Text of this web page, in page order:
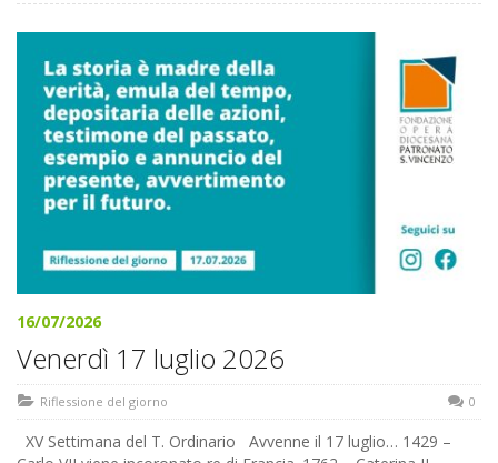
16/07/2026
Venerdì 17 luglio 2026
Riflessione del giorno 0
XV Settimana del T. Ordinario Avvenne il 17 luglio… 1429 –